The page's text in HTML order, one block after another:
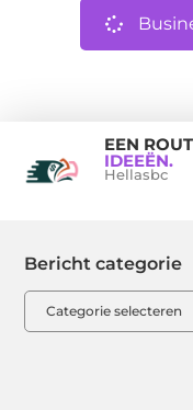
EEN
IDEEËN.
Hellasbc
Bericht categorie